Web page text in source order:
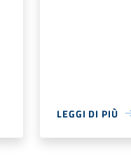
LEGGI DI PIÙ